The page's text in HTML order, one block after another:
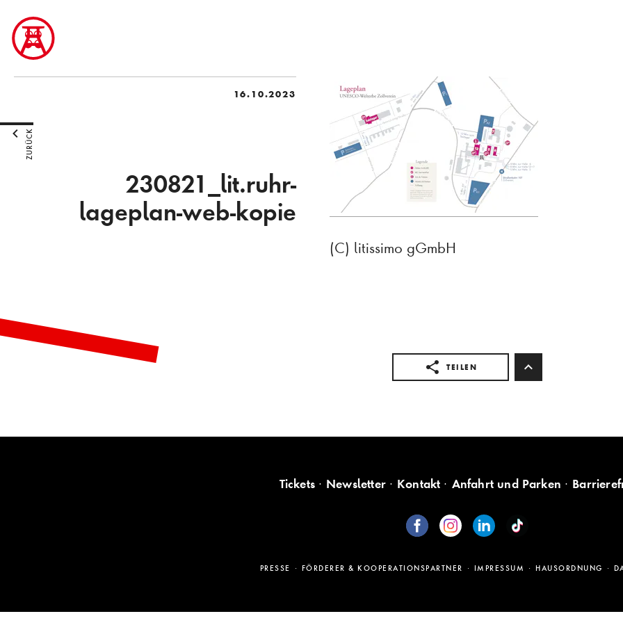
16.10.2023
230821_lit.ruhr-
lageplan-web-kopie
(C) litissimo gGmbH
TEILEN
ZURÜCK
Tickets Newsletter Kontakt Anfahrt und Parken
PRESSE FÖRDERER & KOOPERATIONSPARTNER IMPRESSUM HAUSORDNUNG